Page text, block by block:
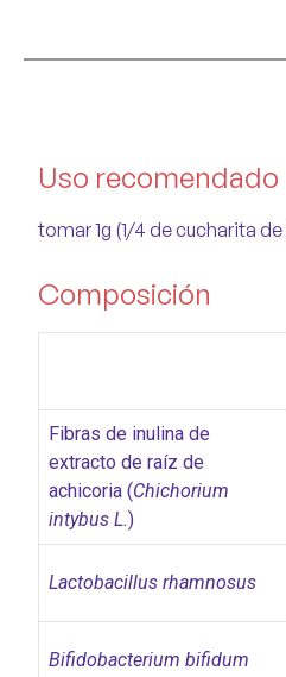
Uso recomendado
tomar 1g (1/4 de cucharita de
Composición
Fibras de inulina de
extracto de raíz de
achicoria (Chichorium
intybus L.)
Lactobacillus rhamnosus
Bifidobacterium bifidum